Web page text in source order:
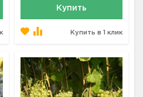
Купить
Купить в 1 клик